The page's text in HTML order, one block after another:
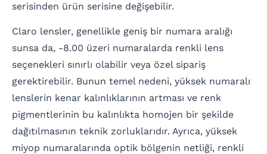
serisinden ürün serisine değişebilir.
Claro lensler, genellikle geniş bir numara aralığı
sunsa da, -8.00 üzeri numaralarda renkli lens
seçenekleri sınırlı olabilir veya özel sipariş
gerektirebilir. Bunun temel nedeni, yüksek numaralı
lenslerin kenar kalınlıklarının artması ve renk
pigmentlerinin bu kalınlıkta homojen bir şekilde
dağıtılmasının teknik zorluklarıdır. Ayrıca, yüksek
miyop numaralarında optik bölgenin netliği, renkli